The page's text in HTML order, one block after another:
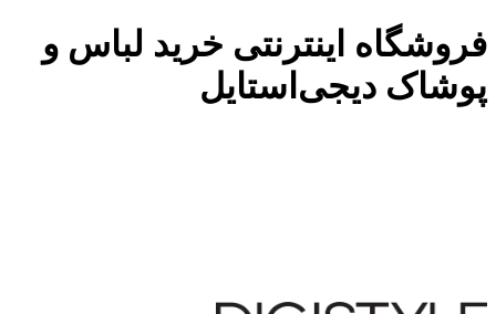
فروشگاه اینترنتی خرید لباس و
پوشاک دیجی‌استایل